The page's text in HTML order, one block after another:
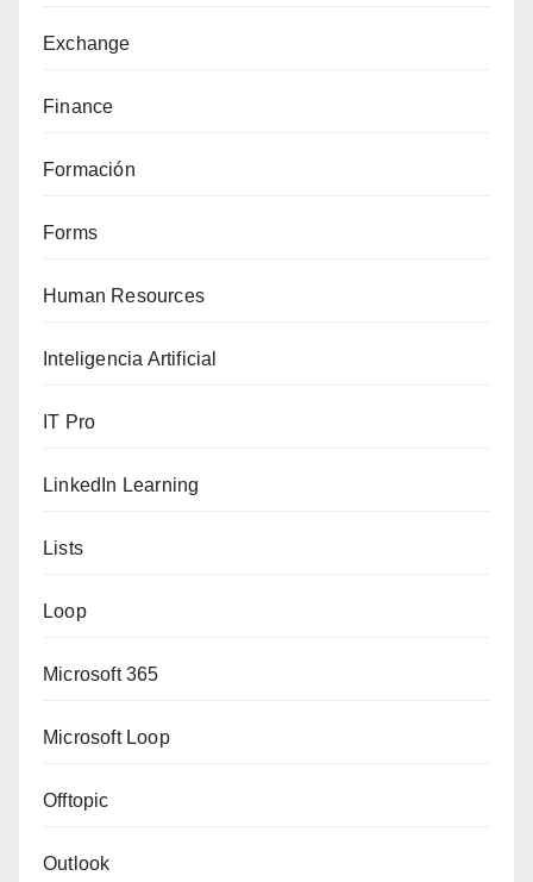
Exchange
Finance
Formación
Forms
Human Resources
Inteligencia Artificial
IT Pro
LinkedIn Learning
Lists
Loop
Microsoft 365
Microsoft Loop
Offtopic
Outlook